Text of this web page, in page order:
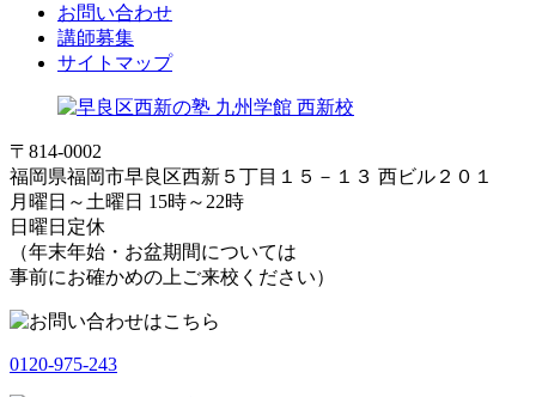
お問い合わせ
講師募集
サイトマップ
〒814-0002
福岡県福岡市早良区西新５丁目１５－１３ 西ビル２０１
月曜日～土曜日 15時～22時
日曜日定休
（年末年始・お盆期間については
事前にお確かめの上ご来校ください）
0120-975-243